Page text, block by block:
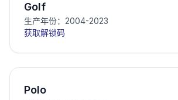
Golf
生产年份：2004-2023
获取解锁码
Polo